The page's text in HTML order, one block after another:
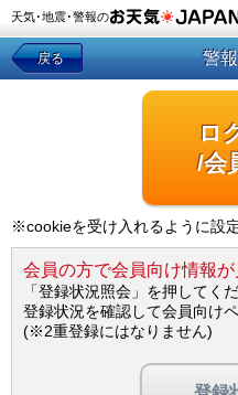
天気･地震･警報の
戻る 警
ロ
/会
※cookieを受け入れるように設
会員の方で会員向け情報
「登録状況照会」を押してくだ
登録状況を確認して会員向け
(※2重登録にはなりません)